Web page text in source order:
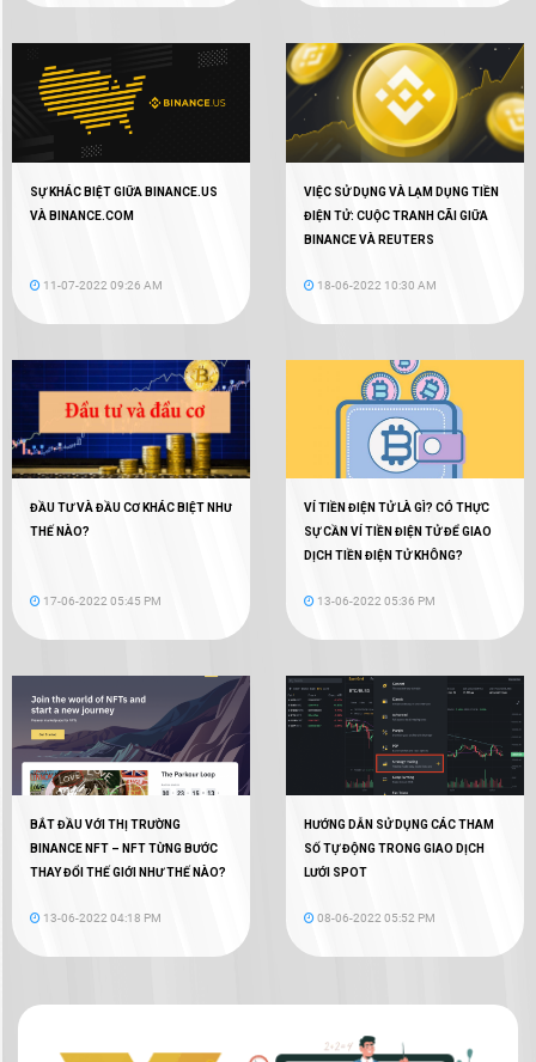
SỰ KHÁC BIỆT GIỮA BINANCE.US
VÀ BINANCE.COM
11-07-2022 09:26 AM
VIỆC SỬ DỤNG VÀ LẠM DỤNG TIỀN
ĐIỆN TỬ: CUỘC TRANH CÃI GIỮA
BINANCE VÀ REUTERS
18-06-2022 10:30 AM
ĐẦU TƯ VÀ ĐẦU CƠ KHÁC BIỆT NHƯ
THẾ NÀO?
17-06-2022 05:45 PM
VÍ TIỀN ĐIỆN TỬ LÀ GÌ? CÓ THỰC
SỰ CẦN VÍ TIỀN ĐIỆN TỬ ĐỂ GIAO
DỊCH TIỀN ĐIỆN TỬ KHÔNG?
13-06-2022 05:36 PM
BẮT ĐẦU VỚI THỊ TRƯỜNG
BINANCE NFT – NFT TỪNG BƯỚC
THAY ĐỔI THẾ GIỚI NHƯ THẾ NÀO?
13-06-2022 04:18 PM
HƯỚNG DẪN SỬ DỤNG CÁC THAM
SỐ TỰ ĐỘNG TRONG GIAO DỊCH
LƯỚI SPOT
08-06-2022 05:52 PM